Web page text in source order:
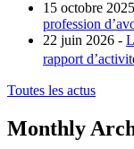
15 octobre
profession
22 juin 2026 -
rapport
Toutes les actus
Monthly